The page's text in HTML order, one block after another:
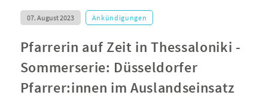
07. August 2023 Ankündigungen
Pfarrerin auf Zeit in Thessaloniki -
Sommerserie: Düsseldorfer
Pfarrer:innen im Auslandseinsatz